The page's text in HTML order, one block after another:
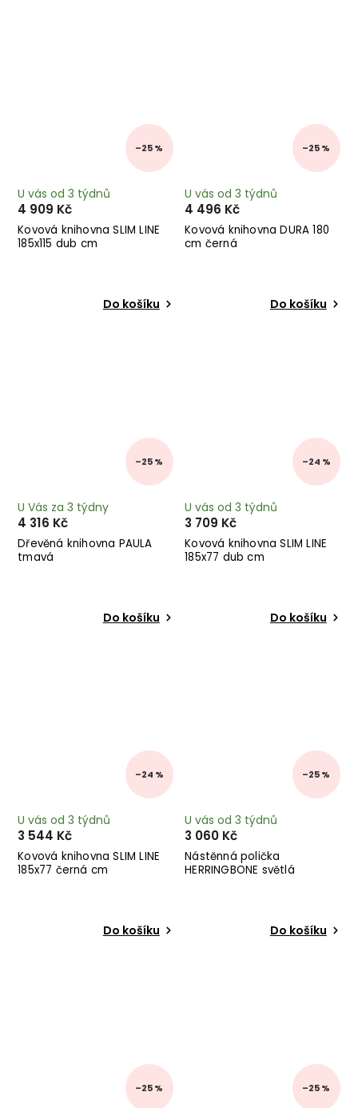
–25 %
Kovová knihovna SLIM LINE
185x115 dub cm
U vás od 3 týdnů
4 909 Kč
Do košíku
–25 %
Kovová knihovna DURA 180
cm černá
U vás od 3 týdnů
4 496 Kč
Do košíku
–25 %
Dřevěná knihovna PAULA
tmavá
U Vás za 3 týdny
4 316 Kč
Do košíku
–24 %
Kovová knihovna SLIM LINE
185x77 dub cm
U vás od 3 týdnů
3 709 Kč
Do košíku
–24 %
Kovová knihovna SLIM LINE
185x77 černá cm
U vás od 3 týdnů
3 544 Kč
Do košíku
–25 %
Nástěnná polička
HERRINGBONE světlá
U vás od 3 týdnů
3 060 Kč
Do košíku
–25 % –25 %